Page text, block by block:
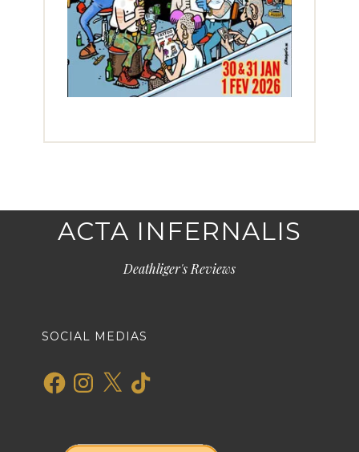
ACTA INFERNALIS
Deathliger's Reviews
SOCIAL MEDIAS
FacebookInstagram
X TikTok